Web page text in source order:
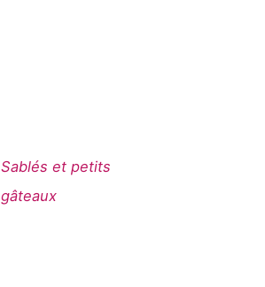
Sablés et petits
gâteaux